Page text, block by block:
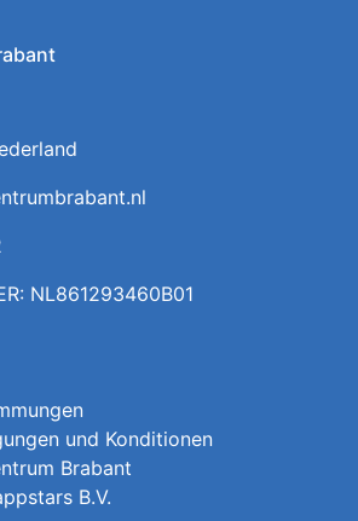
NL861293460B01
und Konditionen
Brabant
B.V.